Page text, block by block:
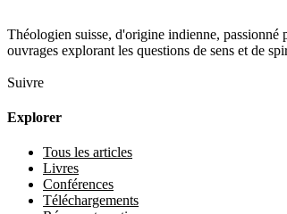
Théologien suisse, d'origine indienne, passionné
ouvrages explorant les questions de sens et de
Suivre
Explorer
Tous les articles
Livres
Conférences
Téléchargements